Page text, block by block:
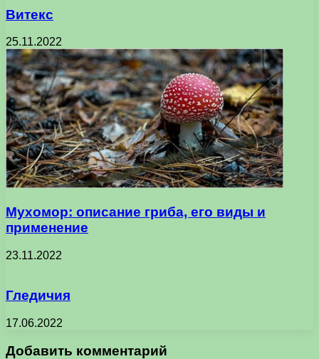
Витекс
25.11.2022
Мухомор: описание гриба, его виды и
применение
23.11.2022
Гледичия
17.06.2022
Добавить комментарий